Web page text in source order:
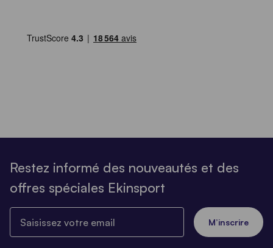
Restez informé des nouveautés et des
offres spéciales Ekinsport
M’inscrire